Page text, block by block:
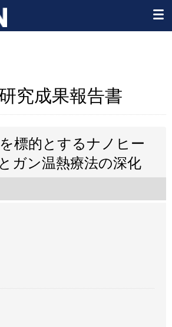
究成果報告書
標的とするナノヒー
ガン温熱療法の深化